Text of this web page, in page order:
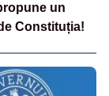
un
Constituția!